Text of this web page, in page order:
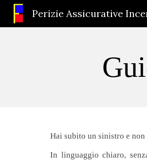
Hai subito un sinistro e
In linguaggio chiaro,